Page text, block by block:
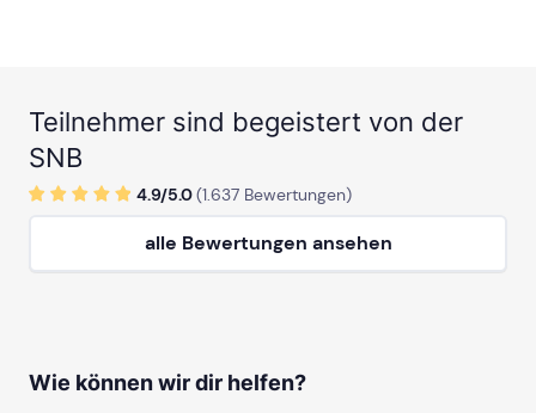
Teilnehmer sind begeistert von der
SNB
4.9/5.0(1.637 Bewertungen)
alle Bewertungen ansehen
Wie können wir dir helfen?